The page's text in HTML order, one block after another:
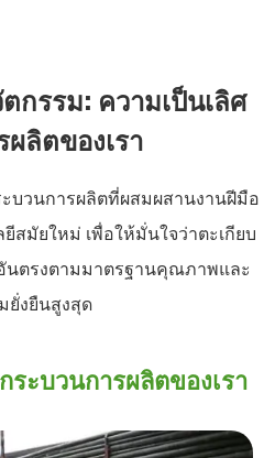
กรรม: ความเป็นเลิศ
ลิตของเรา
บวนการผลิตที่ผสมผสานงานฝีมือ
สมัยใหม่ เพื่อให้มั่นใจว่าตะเกียบ
นตรงตามมาตรฐานคุณภาพและ
ยั่งยืนสูงสุด
ะบวนการผลิตของเรา